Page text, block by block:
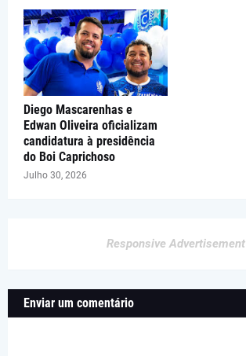
Diego Mascarenhas e
Edwan Oliveira oficializam
candidatura à presidência
do Boi Caprichoso
Julho 30, 2026
Responsive Advertisement
Enviar um comentário